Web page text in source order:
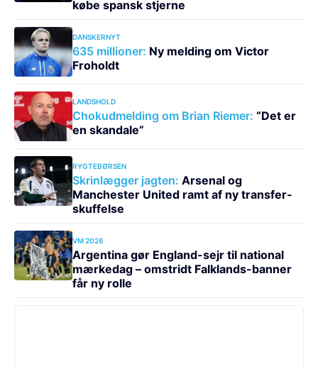
købe spansk stjerne
DANSKERNYT
635 millioner: Ny melding om Victor
Froholdt
LANDSHOLD
Chokudmelding om Brian Riemer: “Det er
en skandale”
RYGTEBØRSEN
Skrinlægger jagten: Arsenal og
Manchester United ramt af ny transfer-
skuffelse
VM 2026
Argentina gør England-sejr til national
mærkedag – omstridt Falklands-banner
får ny rolle